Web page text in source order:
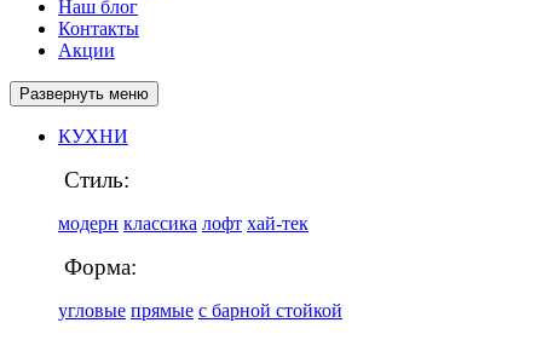
Наш блог
Контакты
Акции
Развернуть меню
КУХНИ
Стиль:
модерн классика лофт хай-тек
Форма:
угловые прямые с барной стойкой